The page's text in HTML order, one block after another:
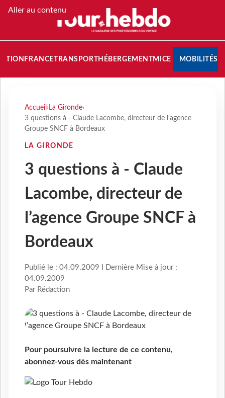
Aller au contenu
FRANCETRANSPORT HÉBERGEMENTMICE MOBILITÉS
Accueil › La Gironde›
3 questions à - Claude Lacombe, directeur de l’agence
Groupe SNCF à Bordeaux
LA GIRONDE
3 questions à - Claude
Lacombe, directeur de
l’agence Groupe SNCF à
Bordeaux
Publié le : 04.09.2009 I Dernière Mise à jour :
04.09.2009
Par Rédaction
Pour poursuivre la lecture de ce contenu,
abonnez-vous dès maintenant